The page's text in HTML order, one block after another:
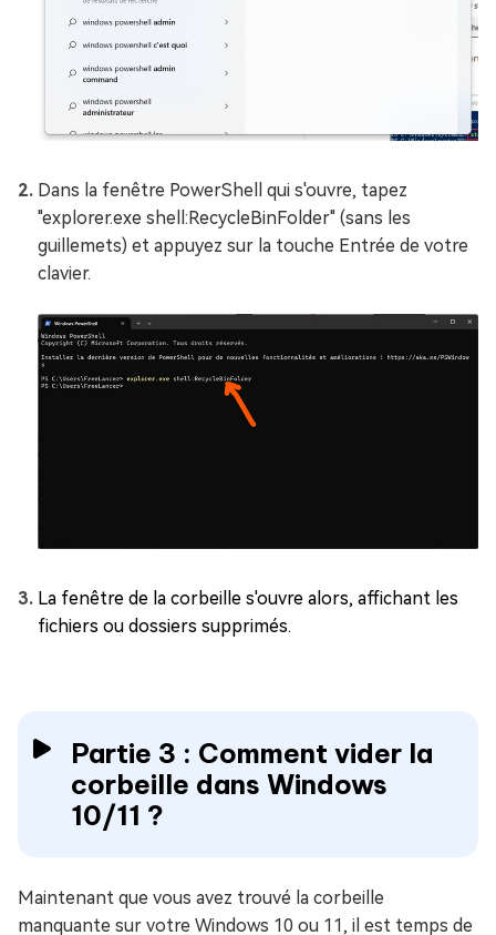
Dans la fenêtre PowerShell qui s'ouvre, tapez
"explorer.exe shell:RecycleBinFolder" (sans les
guillemets) et appuyez sur la touche Entrée de votre
clavier.
La fenêtre de la corbeille s'ouvre alors, affichant les
fichiers ou dossiers supprimés.
Partie 3 : Comment vider la
corbeille dans Windows
10/11 ?
Maintenant que vous avez trouvé la corbeille
manquante sur votre Windows 10 ou 11, il est temps de